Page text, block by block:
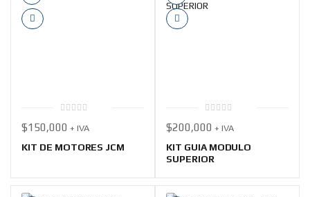
out
5
$150,000 + IVA
KIT DE MOTORES JCM
out
5
$200,000 + IVA
KIT GUIA MODULO
SUPERIOR